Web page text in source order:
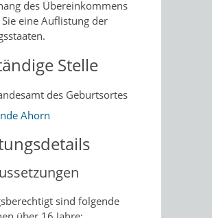
des Übereinkommens
eine Auflistung der
Stelle
des Geburtsortes
Ahorn
sind folgende